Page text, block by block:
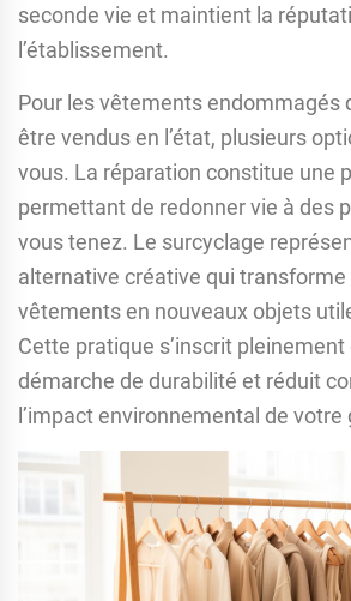
seconde vie et maintient la
l’établissement.
Pour les vêtements endommagés
être vendus en l’état, plusieurs
vous. La réparation constitue une
permettant de redonner vie à des
vous tenez. Le surcyclage
alternative créative qui transforme
vêtements en nouveaux objets
Cette pratique s’inscrit pleinement
démarche de durabilité et réduit
l’impact environnemental de votre